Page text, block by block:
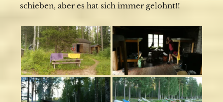
schieben, aber es hat sich immer gelohnt!!